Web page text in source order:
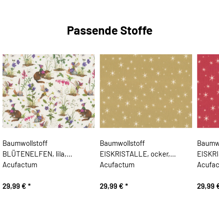
Passende Stoffe
Baumwollstoff
BLÜTENELFEN, lila,
Acufactum
29,99 € *
Baumwollstoff
EISKRISTALLE, ocker,
Acufactum
29,99 € * 29,99